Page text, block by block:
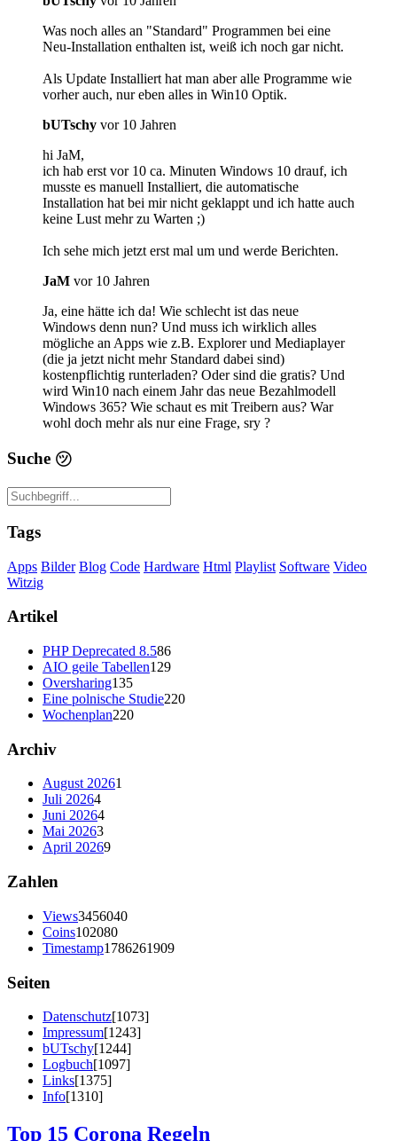
Was noch alles an "Standard" Programmen bei eine
Neu-Installation enthalten ist, weiß ich noch gar nicht.
Als Update Installiert hat man aber alle Programme wie
vorher auch, nur eben alles in Win10 Optik.
bUTschy vor 10 Jahren
hi JaM,
ich hab erst vor 10 ca. Minuten Windows 10 drauf, ich
musste es manuell Installiert, die automatische
Installation hat bei mir nicht geklappt und ich hatte auch
keine Lust mehr zu Warten ;)
Ich sehe mich jetzt erst mal um und werde Berichten.
JaM vor 10 Jahren
Ja, eine hätte ich da! Wie schlecht ist das neue
Windows denn nun? Und muss ich wirklich alles
mögliche an Apps wie z.B. Explorer und Mediaplayer
(die ja jetzt nicht mehr Standard dabei sind)
kostenpflichtig runterladen? Oder sind die gratis? Und
wird Win10 nach einem Jahr das neue Bezahlmodell
Windows 365? Wie schaut es mit Treibern aus? War
wohl doch mehr als nur eine Frage, sry ?
Suche ㋡
Tags
Apps Bilder Blog Code Hardware Html Playlist Software Video
Witzig
Artikel
PHP Deprecated 8.586
AIO geile Tabellen129
Oversharing135
Eine polnische Studie220
Wochenplan220
Archiv
August 20261
Juli 20264
Juni 20264
Mai 20263
April 20269
Zahlen
Views3456040
Coins102080
Timestamp1786261909
Seiten
Datenschutz[1073]
Impressum[1243]
bUTschy[1244]
Logbuch[1097]
Links[1375]
Info[1310]
Top 15 Corona Regeln